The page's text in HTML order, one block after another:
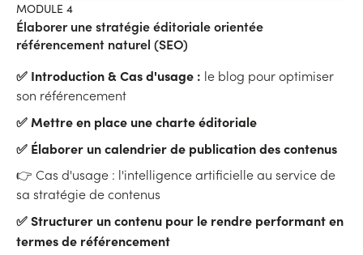
MODULE 4
Élaborer une stratégie éditoriale orientée
référencement naturel (SEO)
✅ Introduction & Cas d'usage : le blog pour optimiser
son référencement
✅ Mettre en place une charte éditoriale
✅ Élaborer un calendrier de publication des contenus
👉 Cas d'usage : l'intelligence artificielle au service de
sa stratégie de contenus
✅ Structurer un contenu pour le rendre performant en
termes de référencement